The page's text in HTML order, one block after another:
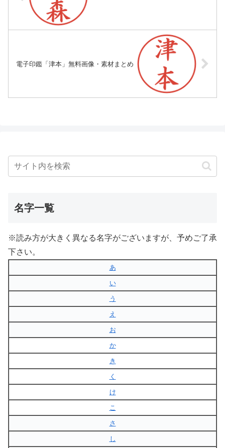
電子印鑑「津本」無料画像・素材まとめ
名字一覧
※読み方が大きく異なる名字がございますが、予めご了承
下さい。
あ
い
う
え
お
か
き
く
け
こ
さ
し